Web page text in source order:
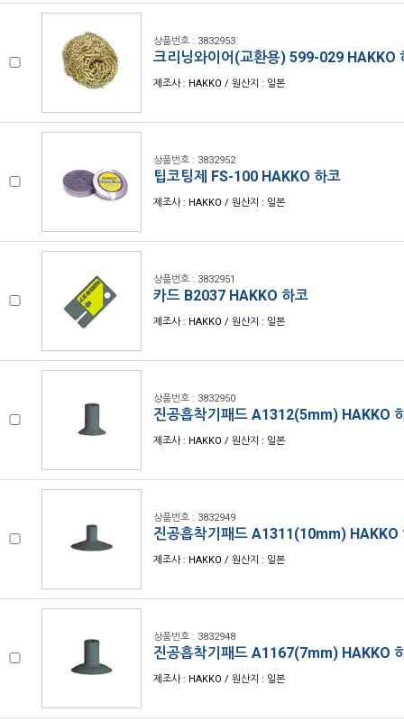
상품번호 : 3832953
크리닝와이어(교환용) 599-029 HAKKO
제조사 : HAKKO / 원산지 : 일본
상품번호 : 3832952
팁코팅제 FS-100 HAKKO 하코
제조사 : HAKKO / 원산지 : 일본
상품번호 : 3832951
카드 B2037 HAKKO 하코
제조사 : HAKKO / 원산지 : 일본
상품번호 : 3832950
진공흡착기패드 A1312(5mm) HAKKO
제조사 : HAKKO / 원산지 : 일본
상품번호 : 3832949
진공흡착기패드 A1311(10mm) HAKKO
제조사 : HAKKO / 원산지 : 일본
상품번호 : 3832948
진공흡착기패드 A1167(7mm) HAKKO
제조사 : HAKKO / 원산지 : 일본